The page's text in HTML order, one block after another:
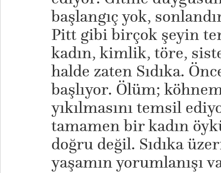
başlangıç yok,
Pitt gibi birçok şeyin
kadın, kimlik, töre,
halde zaten Sıdıka.
başlıyor. Ölüm;
yıkılmasını temsil
tamamen bir kadın
doğru değil. Sıdıka
yaşamın yorumlanışı